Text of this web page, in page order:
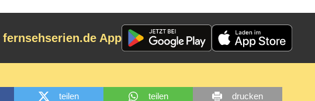
fernsehserien.de App
teilen teilen drucken